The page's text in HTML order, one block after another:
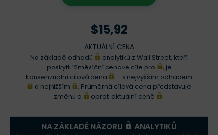
$15,92
AKTUÁLNÍ CENA
Na základě odhadů
analytiků z Wall Street, kteří
poskytli 12měsíční cenové cíle pro
, je
konsenzuální cílová cena
– s nejvyšším odhadem
a nejnižším
. Průměrná cílová cena představuje
změnu o
oproti aktuální ceně .
NA ZÁKLADĚ NÁZORU ANALYTIKŮ